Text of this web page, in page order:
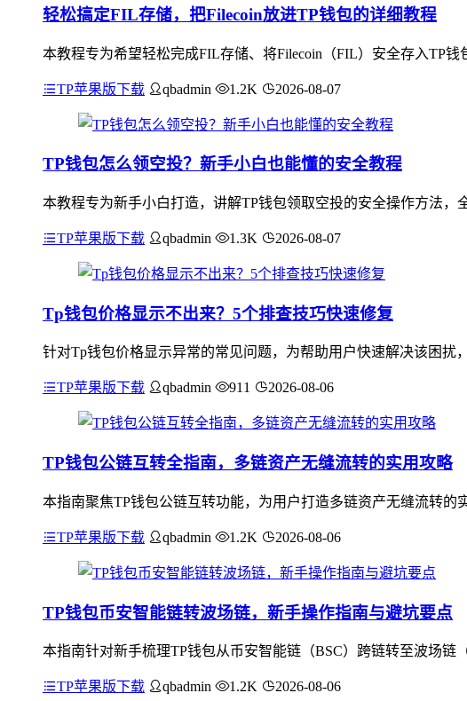
轻松搞定FIL存储，把Filecoin放进TP钱包的详细教程
本教程专为希望轻松完成FIL存储、将Filecoin（FIL）安全存入TP
TP苹果版下载 qbadmin 1.2K 2026-08-07
TP钱包怎么领空投？新手小白也能懂的安全教程
本教程专为新手小白打造，讲解TP钱包领取空投的安全操作方法
TP苹果版下载 qbadmin 1.3K 2026-08-07
Tp钱包价格显示不出来？5个排查技巧快速修复
针对Tp钱包价格显示异常的常见问题，为帮助用户快速解决该困
TP苹果版下载 qbadmin 911 2026-08-06
TP钱包公链互转全指南，多链资产无缝流转的实用攻略
本指南聚焦TP钱包公链互转功能，为用户打造多链资产无缝流转
TP苹果版下载 qbadmin 1.2K 2026-08-06
TP钱包币安智能链转波场链，新手操作指南与避坑要点
本指南针对新手梳理TP钱包从币安智能链（BSC）跨链转至波场
TP苹果版下载 qbadmin 1.2K 2026-08-06